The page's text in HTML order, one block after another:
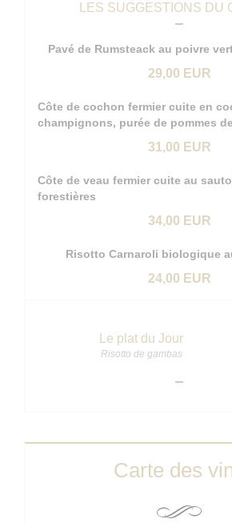
LES SUGGESTIONS DU
Pavé de Rumsteack au poivre
29,00 EUR
Côte de cochon fermier cuite en
champignons, purée de pommes
31,00 EUR
Côte de veau fermier cuite au
forestières
34,00 EUR
Risotto Carnaroli biologique
24,00 EUR
Le plat du Jour
Risotto de gambas
Carte des